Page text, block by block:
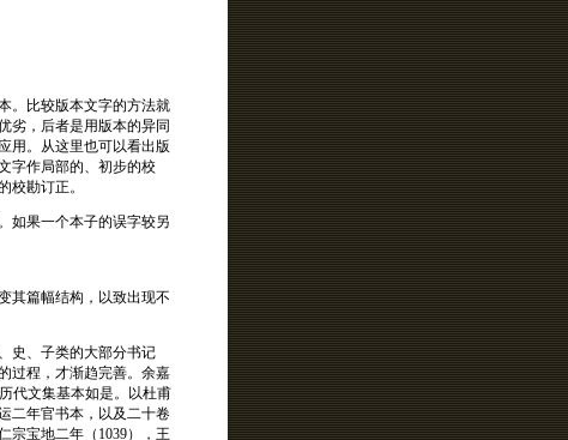
。比较版本文字的方法就
劣，后者是用版本的异同
用。从这里也可以看出版
字作局部的、初步的校
校勘订正。
如果一个本子的误字较另
其篇幅结构，以致出现不
史、子类的大部分书记
过程，才渐趋完善。余嘉
代文集基本如是。以杜甫
二年官书本，以及二十卷
宗宝地二年（1039），王